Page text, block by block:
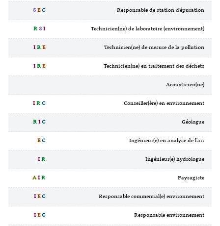
SEC
RSI
IRE
IRE
IRC
RIC
Ingénieur(e) en analyse de l'air
EC
IR
AIR
IEC
IEC